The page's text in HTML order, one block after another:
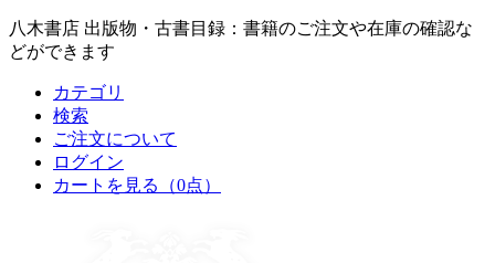
八木書店 出版物・古書目録：書籍のご注文や在庫の確認な
どができます
カテゴリ
検索
ご注文について
ログイン
カートを見る
（0点）